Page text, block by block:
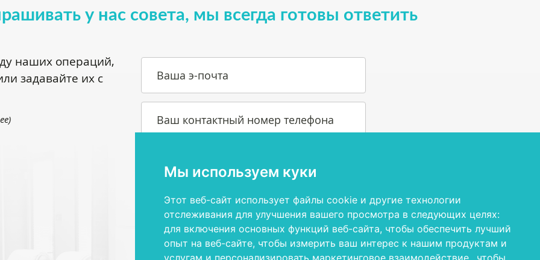
Мы используем куки
Этот веб-сайт использует файлы cookie и другие технологии
отслеживания для улучшения вашего просмотра в следующих целях:
для включения основных функций веб-сайта, чтобы обеспечить лучший
опыт на веб-сайте, чтобы измерить ваш интерес к нашим продуктам и
услугам и персонализировать маркетинговое взаимодействие.
чтобы
у нас совета, мы всегда готовы ответить
наших операций,
задавайте их с
)
Ваша э-почта
Ваш контактный номер телефона
Я прочитал и согласен сусловиями пользования и политикой